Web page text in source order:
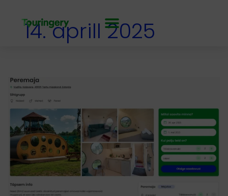
content14. aprill 2025
Touringery
võimalused